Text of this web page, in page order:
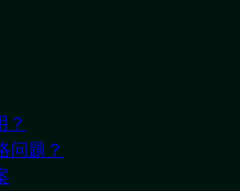
？
问题？